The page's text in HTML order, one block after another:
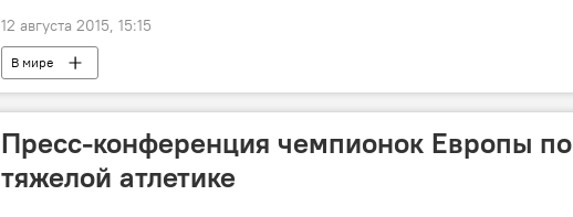
12 августа 2015, 15:15
В мире
Пресс-конференция чемпионок Европы по
тяжелой атлетике